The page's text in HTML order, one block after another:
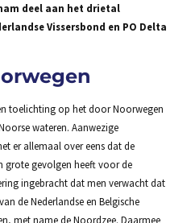
deel aan het drietal
Vissersbond en PO Delta
toelichting op het door Noorwegen
wateren. Aanwezige
er allemaal over eens dat de
grote gevolgen heeft voor de
ingebracht dat men verwacht dat
de Nederlandse en Belgische
met name de Noordzee. Daarmee